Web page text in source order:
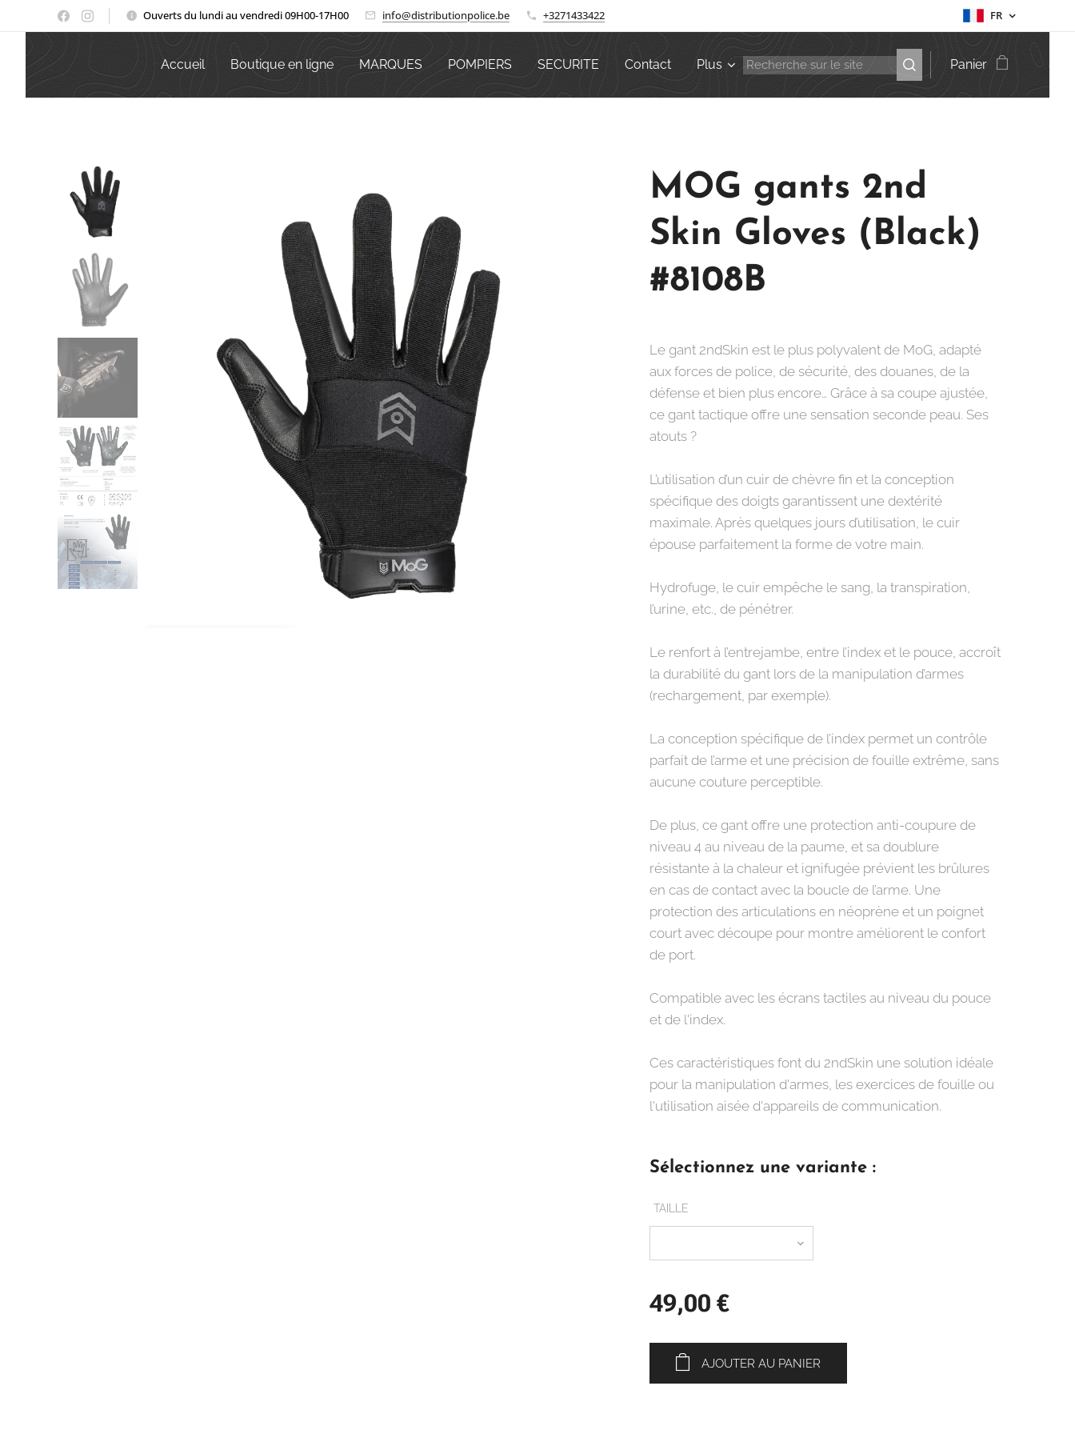
Ouverts du lundi au vendredi 09H00-17H00 info@distributionpolice.be +3271433422 FR
Accueil Boutique en ligne MARQUES POMPIERS SECURITE Contact Plus Panier
MOG gants 2nd
Skin Gloves (Black)
#8108B
Le gant 2ndSkin est le plus polyvalent de MoG, adapté
aux forces de police, de sécurité, des douanes, de la
défense et bien plus encore… Grâce à sa coupe ajustée,
ce gant tactique offre une sensation seconde peau. Ses
atouts ?
L’utilisation d’un cuir de chèvre fin et la conception
spécifique des doigts garantissent une dextérité
maximale. Après quelques jours d’utilisation, le cuir
épouse parfaitement la forme de votre main.
Hydrofuge, le cuir empêche le sang, la transpiration,
l’urine, etc., de pénétrer.
Le renfort à l’entrejambe, entre l’index et le pouce, accroît
la durabilité du gant lors de la manipulation d’armes
(rechargement, par exemple).
La conception spécifique de l’index permet un contrôle
parfait de l’arme et une précision de fouille extrême, sans
aucune couture perceptible.
De plus, ce gant offre une protection anti-coupure de
niveau 4 au niveau de la paume, et sa doublure
résistante à la chaleur et ignifugée prévient les brûlures
en cas de contact avec la boucle de l’arme. Une
protection des articulations en néoprène et un poignet
court avec découpe pour montre améliorent le confort
de port.
Compatible avec les écrans tactiles au niveau du pouce
et de l'index.
Ces caractéristiques font du 2ndSkin une solution idéale
pour la manipulation d'armes, les exercices de fouille ou
l'utilisation aisée d'appareils de communication.
Sélectionnez une variante :
TAILLE
49,00 €
AJOUTER AU PANIER